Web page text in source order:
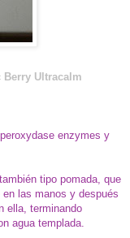
Ultracalm
enzymes y
tipo pomada, que
las manos y después
ella, terminando
agua templada.